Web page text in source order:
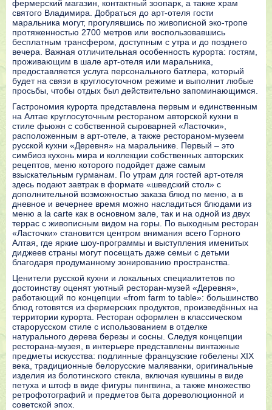
фермерский магазин, контактный зоопарк, а также храм
святого Владимира. Добраться до арт-отеля гости
маральника могут, прогулявшись по живописной эко-тропе
протяженностью 2700 метров или воспользовавшись
бесплатным трансфером, доступным с утра и до позднего
вечера. Важная отличительная особенность курорта: гостям,
проживающим в шале арт-отеля или маральника,
предоставляется услуга персонального батлера, который
будет на связи в круглосуточном режиме и выполнит любые
просьбы, чтобы отдых был действительно запоминающимся.
Гастрономия курорта представлена первым и единственным
на Алтае круглосуточным рестораном авторской кухни в
стиле фьюжн с собственной сыроварней «Ласточки»,
расположенным в арт-отеле, а также рестораном-музеем
русской кухни «Деревня» на маральнике. Первый – это
симбиоз кухонь мира и коллекции собственных авторских
рецептов, меню которого подойдет даже самым
взыскательным гурманам. По утрам для гостей арт-отеля
здесь подают завтрак в формате «шведский стол» с
дополнительной возможностью заказа блюд по меню, а в
дневное и вечернее время можно насладиться блюдами из
меню a la carte как в основном зале, так и на одной из двух
террас с живописным видом на горы. По выходным ресторан
«Ласточки» становится центром внимания всего Горного
Алтая, где яркие шоу-программы и выступления именитых
диджеев страны могут посещать даже семьи с детьми
благодаря продуманному зонированию пространства.
Ценители русской кухни и локальных специалитетов по
достоинству оценят уютный ресторан-музей «Деревня»,
работающий по концепции «from farm to table»: большинство
блюд готовятся из фермерских продуктов, произведённых на
территории курорта. Ресторан оформлен в классическом
старорусском стиле с использованием в отделке
натурального дерева березы и сосны. Следуя концепции
ресторана-музея, в интерьере представлены винтажные
предметы искусства: подлинные французские гобелены XIX
века, традиционные белорусские маляванки, оригинальные
изделия из болотинского стекла, включая кувшины в виде
петуха и штоф в виде фигуры пингвина, а также множество
ретрофотографий и предметов быта дореволюционной и
советской эпох.